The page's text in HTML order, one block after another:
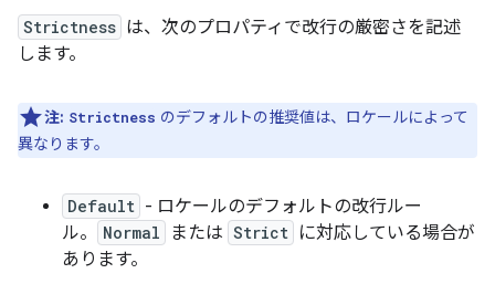
Strictness は、次のプロパティで改行の厳密さを記述
します。
注: Strictness のデフォルトの推奨値は、ロケールによって
異なります。
Default - ロケールのデフォルトの改行ルー
ル。
Normal または Strict
に対応している場合が
あります。